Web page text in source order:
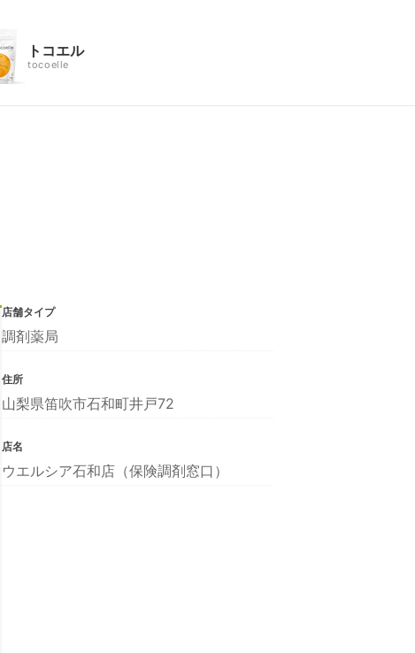
トコエル
tocoelle
店舗タイプ
調剤薬局
住所
山梨県笛吹市石和町井戸72
店名
ウエルシア石和店（保険調剤窓口）